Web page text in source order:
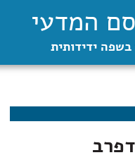
המדעי
ידידותית